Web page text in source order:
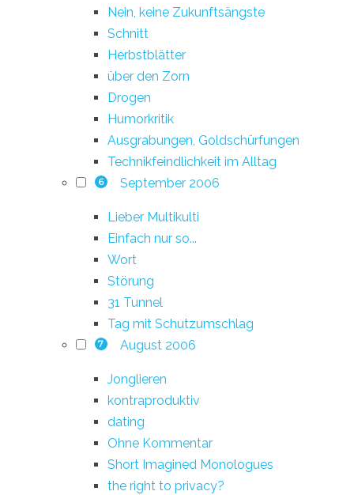
Nein, keine Zukunftsängste
Schnitt
Herbstblätter
über den Zorn
Drogen
Humorkritik
Ausgrabungen, Goldschürfungen
Technikfeindlichkeit im Alltag
6 September 2006
Lieber Multikulti
Einfach nur so...
Wort
Störung
31 Tunnel
Tag mit Schutzumschlag
7 August 2006
Jonglieren
kontraproduktiv
dating
Ohne Kommentar
Short Imagined Monologues
the right to privacy?